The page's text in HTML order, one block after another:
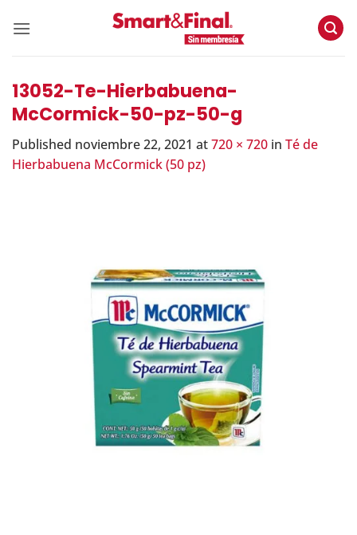
13052-Te-Hierbabuena-
McCormick-50-pz-50-g
Published noviembre 22, 2021 at720 × 720 in Té de
Hierbabuena McCormick (50 pz)